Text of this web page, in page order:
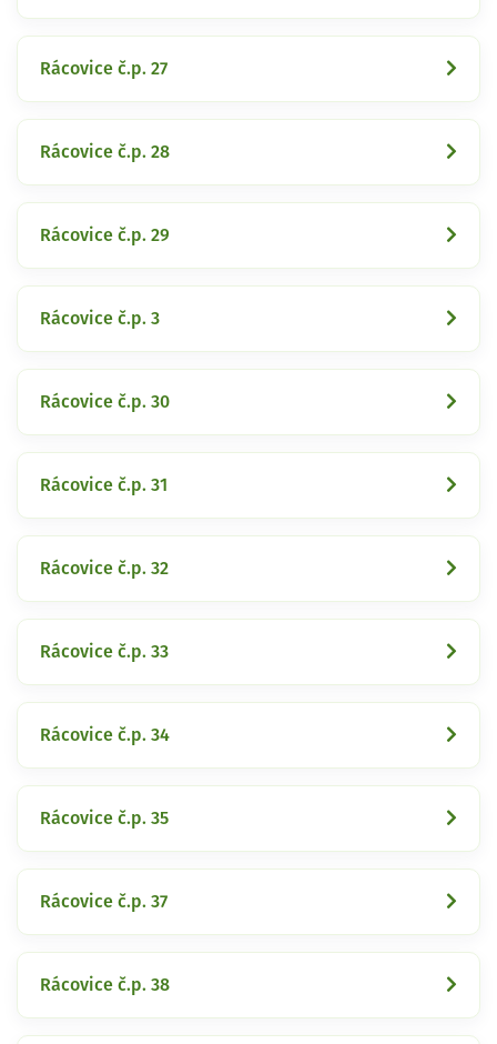
Rácovice č.p. 27
Rácovice č.p. 28
Rácovice č.p. 29
Rácovice č.p. 3
Rácovice č.p. 30
Rácovice č.p. 31
Rácovice č.p. 32
Rácovice č.p. 33
Rácovice č.p. 34
Rácovice č.p. 35
Rácovice č.p. 37
Rácovice č.p. 38